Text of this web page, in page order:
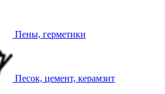
Пены, герметики
Песок, цемент, керамзит